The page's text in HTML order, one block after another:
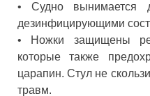
• Судно вынимается
дезинфицирующими
• Ножки защищены
которые также
царапин. Стул не
травм.